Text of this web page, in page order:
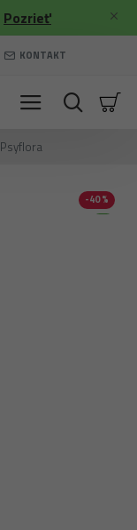
Pozrieť
KONTAKT
Psyflora
-40 %